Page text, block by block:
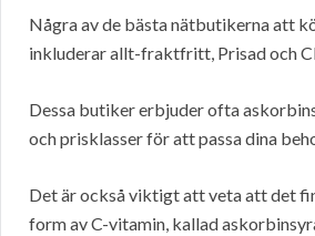
Några av de bästa nätbutikerna att
inkluderar allt-fraktfritt, Prisad och
Dessa butiker erbjuder ofta
och prisklasser för att passa dina
Det är också viktigt att veta att det
form av C-vitamin, kallad